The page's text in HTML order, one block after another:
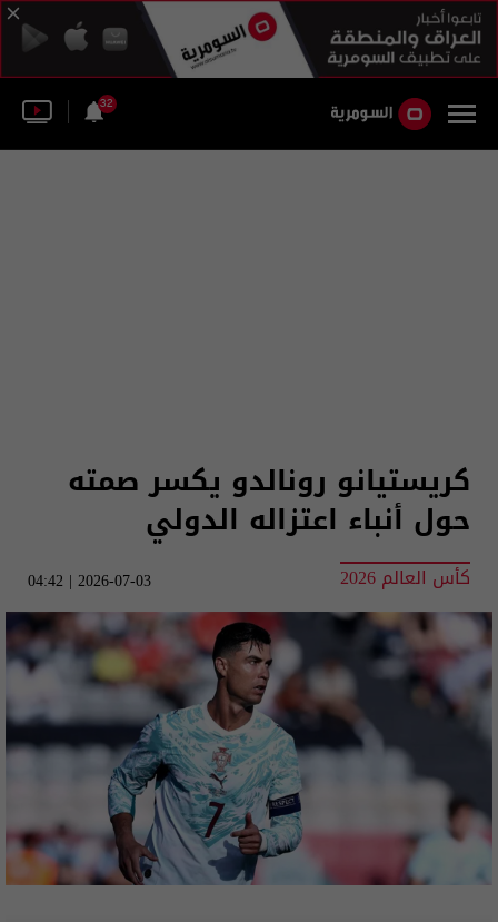
32
كريستيانو رونالدو يكسر صمته
حول أنباء اعتزاله الدولي
كأس العالم 2026 2026-07-03 | 04:42